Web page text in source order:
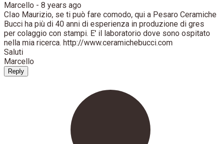
Marcello - 8 years ago
CIao Maurizio, se ti può fare comodo, qui a Pesaro Ceramiche
Bucci ha più di 40 anni di esperienza in produzione di gres
per colaggio con stampi. E' il laboratorio dove sono ospitato
nella mia ricerca. http://www.ceramichebucci.com
Saluti
Marcello
Reply